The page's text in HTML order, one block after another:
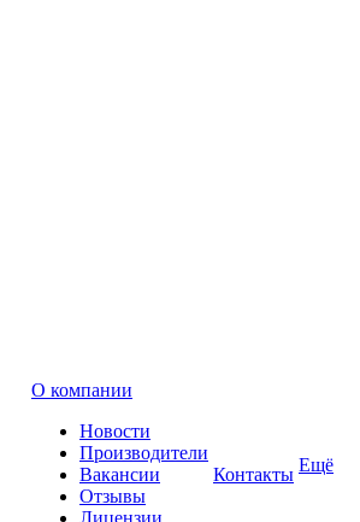
О компании
Новости
Производители
Вакансии
Отзывы
Лицензии
Контакты Ещё